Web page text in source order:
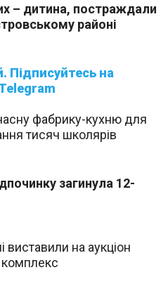
– дитина, постраждали
районі
фабрику-кухню для
тисяч школярів
загинула 12-
на аукціон